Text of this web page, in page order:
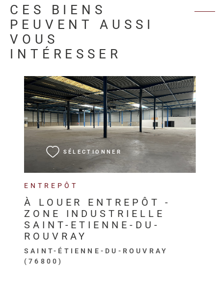
CES BIENS
PEUVENT AUSSI
VOUS
INTÉRESSER
ENTREPÔT
À LOUER ENTREPÔT -
ZONE INDUSTRIELLE
SAINT-ETIENNE-DU-
ROUVRAY
SAINT-ÉTIENNE-DU-ROUVRAY
(76800)
SÉLECTIONNER
VOIR LE BIEN